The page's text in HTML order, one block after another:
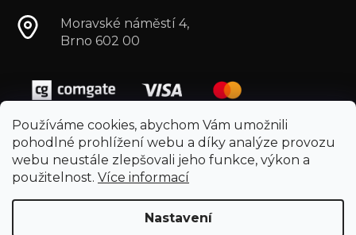
Používáme cookies, abychom Vám umožnili
pohodlné prohlížení webu a díky analýze provozu
webu neustále zlepšovali jeho funkce, výkon a
použitelnost. Více informací
Nastavení
Moravské náměstí 4,
Brno 602 00